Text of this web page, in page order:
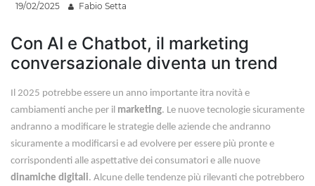
19/02/2025 Fabio Setta
Con AI e Chatbot, il marketing
conversazionale diventa un trend
Il 2025 potrebbe essere un anno importante itra novità e
cambiamenti anche per il marketing. Le nuove tecnologie sicuramente
andranno a modificare le strategie delle aziende che andranno
sicuramente a modificarsi e ad evolvere per essere più pronte e
corrispondenti alle aspettative dei consumatori e alle nuove
dinamiche digitali. Alcune delle tendenze più rilevanti che potrebbero